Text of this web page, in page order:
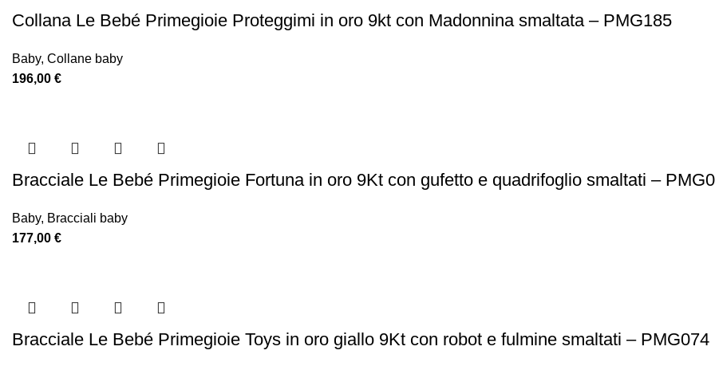
Collana Le Bebé Primegioie Proteggimi in oro 9kt con Madonnina smaltata – PMG185
Baby, Collane baby
196,00 €
Bracciale Le Bebé Primegioie Fortuna in oro 9Kt con gufetto e quadrifoglio smaltati –
Baby, Bracciali baby
177,00 €
Bracciale Le Bebé Primegioie Toys in oro giallo 9Kt con robot e fulmine smaltati – PMG074